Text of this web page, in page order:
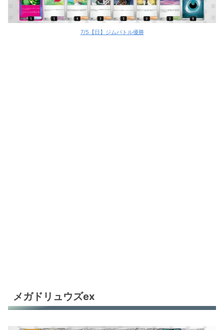
7/5【日】ジムバトル優勝
メガドリュウズex